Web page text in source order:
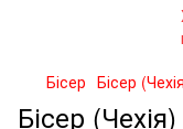
Бісер Бісер
Бісер